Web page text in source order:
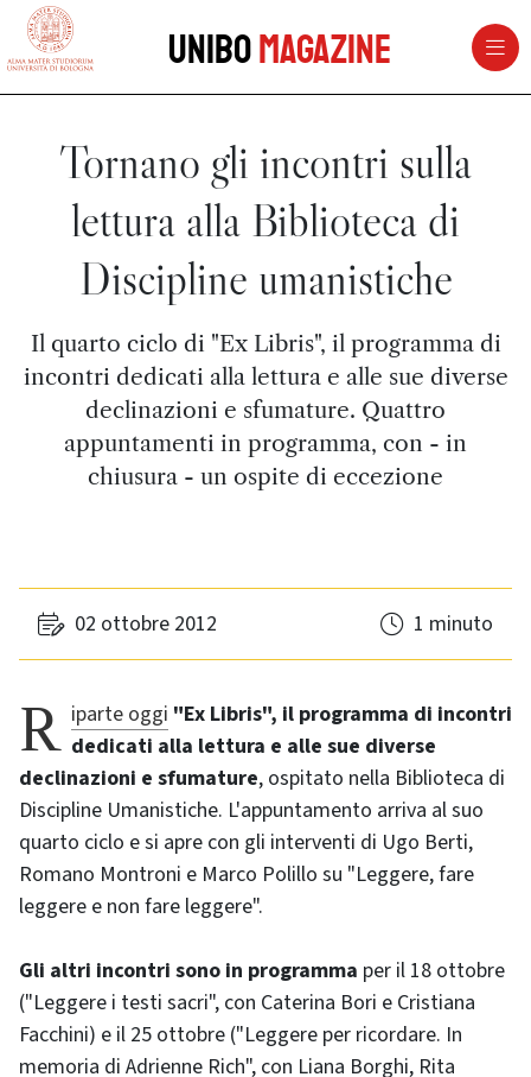
vai al contenuto della pagina
UniboMagazine
Tornano gli incontri sulla
lettura alla Biblioteca di
Discipline umanistiche
Il quarto ciclo di "Ex Libris", il programma di
incontri dedicati alla lettura e alle sue diverse
declinazioni e sfumature. Quattro
appuntamenti in programma, con - in
chiusura - un ospite di eccezione
02 ottobre 2012 1 minuto
Riparte oggi "Ex Libris", il programma di incontri
dedicati alla lettura e alle sue diverse
declinazioni e sfumature, ospitato nella Biblioteca di
Discipline Umanistiche. L'appuntamento arriva al suo
quarto ciclo e si apre con gli interventi di Ugo Berti,
Romano Montroni e Marco Polillo su "Leggere, fare
leggere e non fare leggere".
Gli altri incontri sono in programma per il 18 ottobre
("Leggere i testi sacri", con Caterina Bori e Cristiana
Facchini) e il 25 ottobre ("Leggere per ricordare. In
memoria di Adrienne Rich", con Liana Borghi, Rita